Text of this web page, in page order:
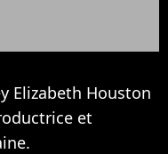
Elizabeth Houston
et